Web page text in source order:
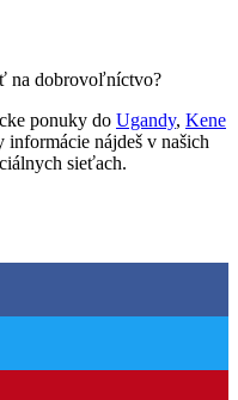
na dobrovoľníctvo?
ponuky do Ugandy, Kene
nájdeš v našich
sieťach.